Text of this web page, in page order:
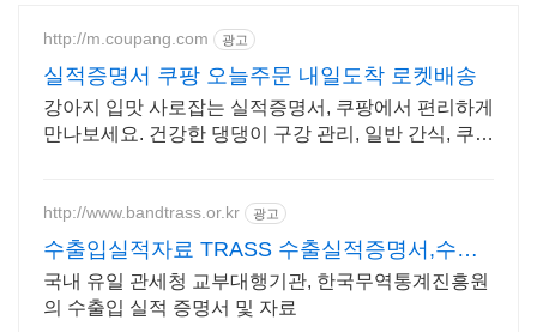
http://m.coupang.com 광고
실적증명서 쿠팡 오늘주문 내일도착 로켓배송
강아지 입맛 사로잡는 실적증명서, 쿠팡에서 편리하게
만나보세요. 건강한 댕댕이 구강 관리, 일반 간식, 쿠팡
http://www.bandtrass.or.kr 광고
수출입실적자료 TRASS 수출실적증명서,수입
실적증명서
국내 유일 관세청 교부대행기관, 한국무역통계진흥원
의 수출입 실적 증명서 및 자료